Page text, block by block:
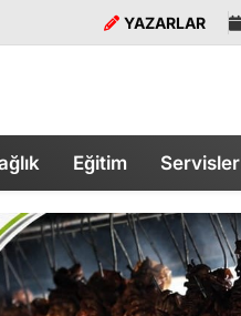
YAZARLAR
Eğitim Servisler